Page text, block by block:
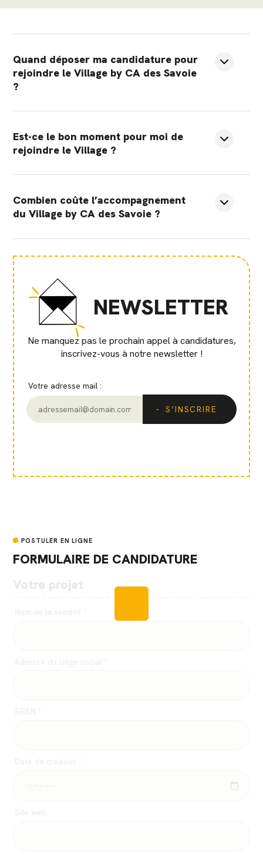
Quand déposer ma candidature pour
rejoindre le Village by CA des Savoie
?
Est-ce le bon moment pour moi de
rejoindre le Village ?
Combien coûte l’accompagnement
du Village by CA des Savoie ?
NEWSLETTER
Ne manquez pas le prochain appel à candidatures,
inscrivez-vous à notre newsletter !
Votre adresse mail :
S’INSCRIRE
POSTULER EN LIGNE
FORMULAIRE DE CANDIDATURE